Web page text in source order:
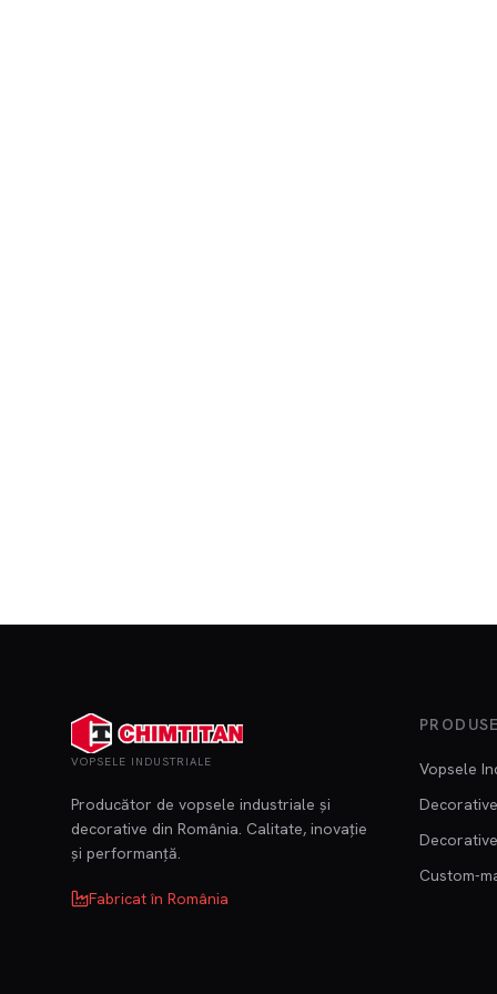
VOPSELE INDUSTRIALE
Producător de vopsele industriale și
decorative din România. Calitate, inovație
și performanță.
Fabricat în România
Vopsele
Custom-